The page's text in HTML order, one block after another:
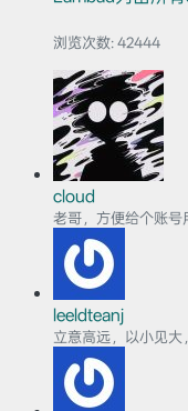
浏览次数: 42444
cloud
老哥，方便给个账号
leeldteanj
立意高远，以小见大